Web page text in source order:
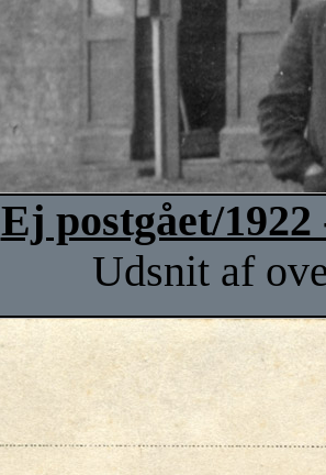
Ej postgået/
Udsnit af